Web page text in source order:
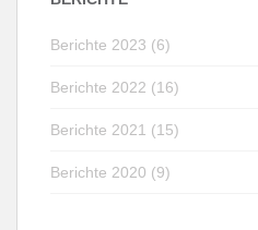
Berichte 2023 (6)
Berichte 2022 (16)
Berichte 2021 (15)
Berichte 2020 (9)